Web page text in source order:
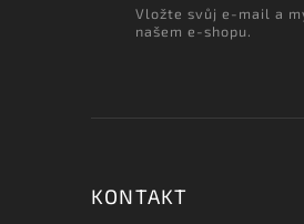
Vložte svůj e-mail a
našem e-shopu.
KONTAKT